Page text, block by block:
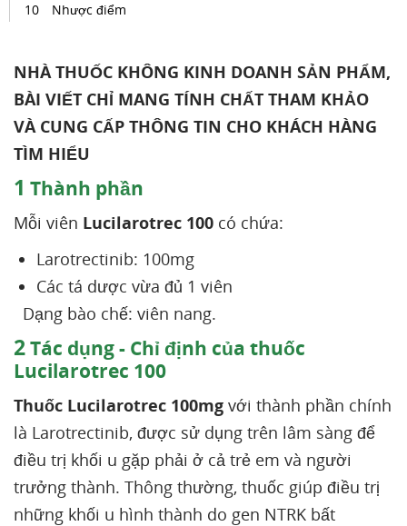
Nhược điểm
NHÀ THUỐC KHÔNG KINH DOANH SẢN PHẨM,
BÀI VIẾT CHỈ MANG TÍNH CHẤT THAM KHẢO
VÀ CUNG CẤP THÔNG TIN CHO KHÁCH HÀNG
TÌM HIỂU
1 Thành phần
Mỗi viên Lucilarotrec 100 có chứa:
Larotrectinib: 100mg
Các tá dược vừa đủ 1 viên
Dạng bào chế: viên nang.
2Tác dụng - Chỉ định của thuốc
Lucilarotrec 100
Thuốc Lucilarotrec 100mg với thành phần chính
là Larotrectinib, được sử dụng trên lâm sàng để
điều trị khối u gặp phải ở cả trẻ em và người
trưởng thành. Thông thường, thuốc giúp điều trị
những khối u hình thành do gen NTRK bất